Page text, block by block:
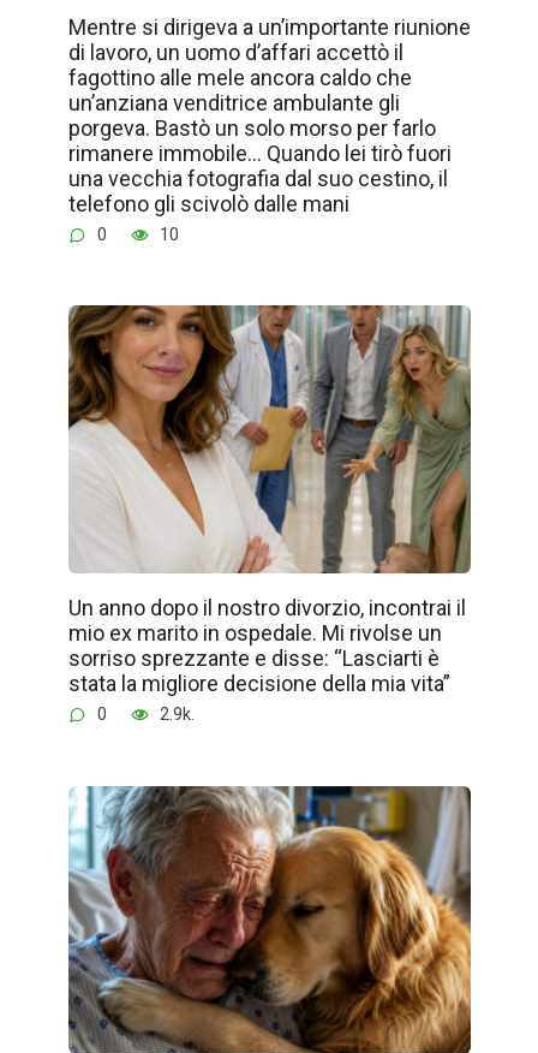
Mentre si dirigeva a un’importante riunione
di lavoro, un uomo d’affari accettò il
fagottino alle mele ancora caldo che
un’anziana venditrice ambulante gli
porgeva. Bastò un solo morso per farlo
rimanere immobile… Quando lei tirò fuori
una vecchia fotografia dal suo cestino, il
telefono gli scivolò dalle mani
0 10
Un anno dopo il nostro divorzio, incontrai il
mio ex marito in ospedale. Mi rivolse un
sorriso sprezzante e disse: “Lasciarti è
stata la migliore decisione della mia vita”
0 2.9k.